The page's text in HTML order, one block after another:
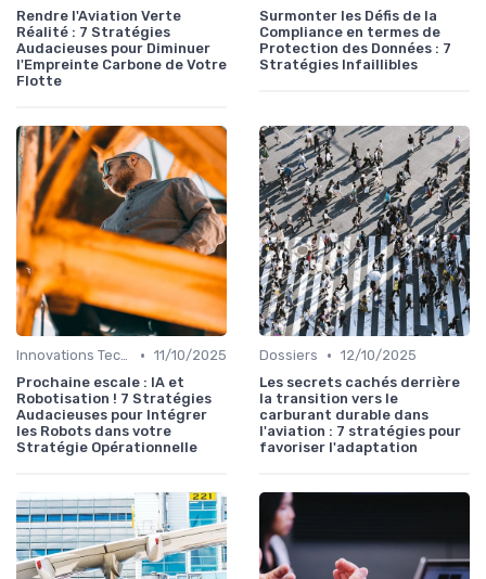
Rendre l'Aviation Verte
Réalité : 7 Stratégies
Audacieuses pour Diminuer
l'Empreinte Carbone de Votre
Flotte
Surmonter les Défis de la
Compliance en termes de
Protection des Données : 7
Stratégies Infaillibles
Innovations Technologiques • 11/10/2025
Prochaine escale : IA et
Robotisation ! 7 Stratégies
Audacieuses pour Intégrer
les Robots dans votre
Stratégie Opérationnelle
Dossiers • 12/10/2025
Les secrets cachés derrière
la transition vers le
carburant durable dans
l'aviation : 7 stratégies pour
favoriser l'adaptation